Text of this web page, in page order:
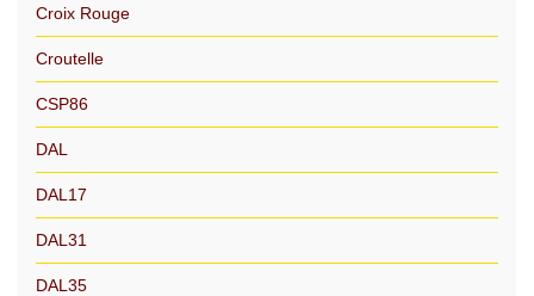
Croix Rouge
Croutelle
CSP86
DAL
DAL17
DAL31
DAL35